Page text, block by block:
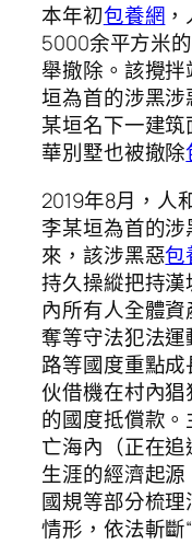
本年初包養網
5000余平方米
舉撤除。該攪
垣為首的涉黑涉
某垣名下一建
華別墅也被撤除
2019年8月，人
李某垣為首的
來，該涉黑惡包
持久操縱把持
內所有人全體
奪等守法犯法
路等國度重點
伙借機在村內猖
的國度抵償款
亡海內（正在
生涯的經濟起源
國規等部分梳
情形，依法斬斷